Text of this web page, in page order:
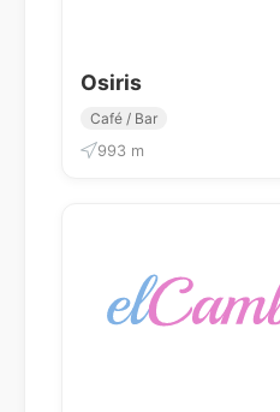
Osiris
Café / Bar
993 m